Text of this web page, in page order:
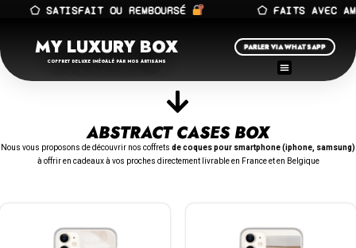
⬠ SATISFAIT OU REMBOURSÉ ⬠ FAITS AVEC
MY LUXURY BOX
COFFRET DELUXE INÉGALÉ PAR NOS ARTISANS
PARLER VIA WHATSAPP
ABSTRACT CASES BOX
Nous vous proposons de découvrir nos coffrets de coques pour smartphone (iphone, samsung)
à offrir en cadeaux à vos proches directement livrable en France et en Belgique